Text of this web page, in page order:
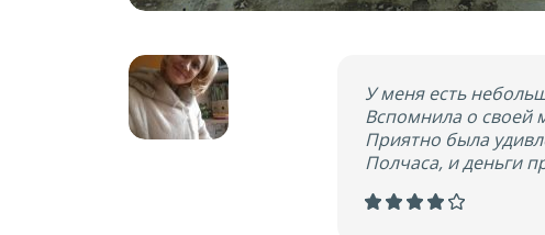
У меня есть
Вспомнила о своей
Приятно была
Полчаса, и деньги